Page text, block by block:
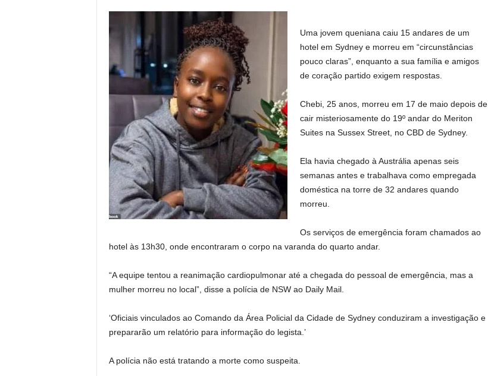
Uma jovem queniana caiu 15 andares de um
hotel em Sydney e morreu em “circunstâncias
pouco claras”, enquanto a sua família e amigos
de coração partido exigem respostas.
Chebi, 25 anos, morreu em 17 de maio depois de
cair misteriosamente do 19º andar do Meriton
Suites na Sussex Street, no CBD de Sydney.
Ela havia chegado à Austrália apenas seis
semanas antes e trabalhava como empregada
doméstica na torre de 32 andares quando
morreu.
Os serviços de emergência foram chamados ao
hotel às 13h30, onde encontraram o corpo na varanda do quarto andar.
“A equipe tentou a reanimação cardiopulmonar até a chegada do pessoal de emergência, mas a
mulher morreu no local”, disse a polícia de NSW ao Daily Mail.
‘Oficiais vinculados ao Comando da Área Policial da Cidade de Sydney conduziram a investigação e
prepararão um relatório para informação do legista.’
A polícia não está tratando a morte como suspeita.